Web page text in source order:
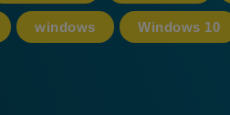
windows Windows 10